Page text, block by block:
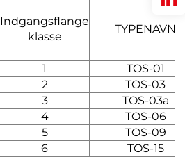
Indgangsflange
klasse
TYPENAVN
1
TOS-01
2
TOS-03
3
TOS-03a
4
TOS-06
5
TOS-09
6
TOS-15